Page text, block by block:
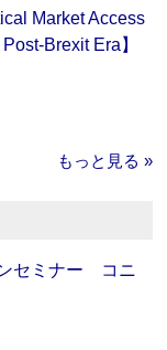
Market Access
Brexit Era】
もっと見る »
セミナー コニ